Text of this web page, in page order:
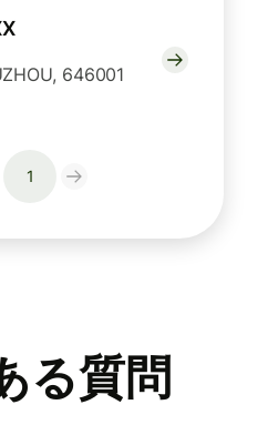
646001
1
る質問